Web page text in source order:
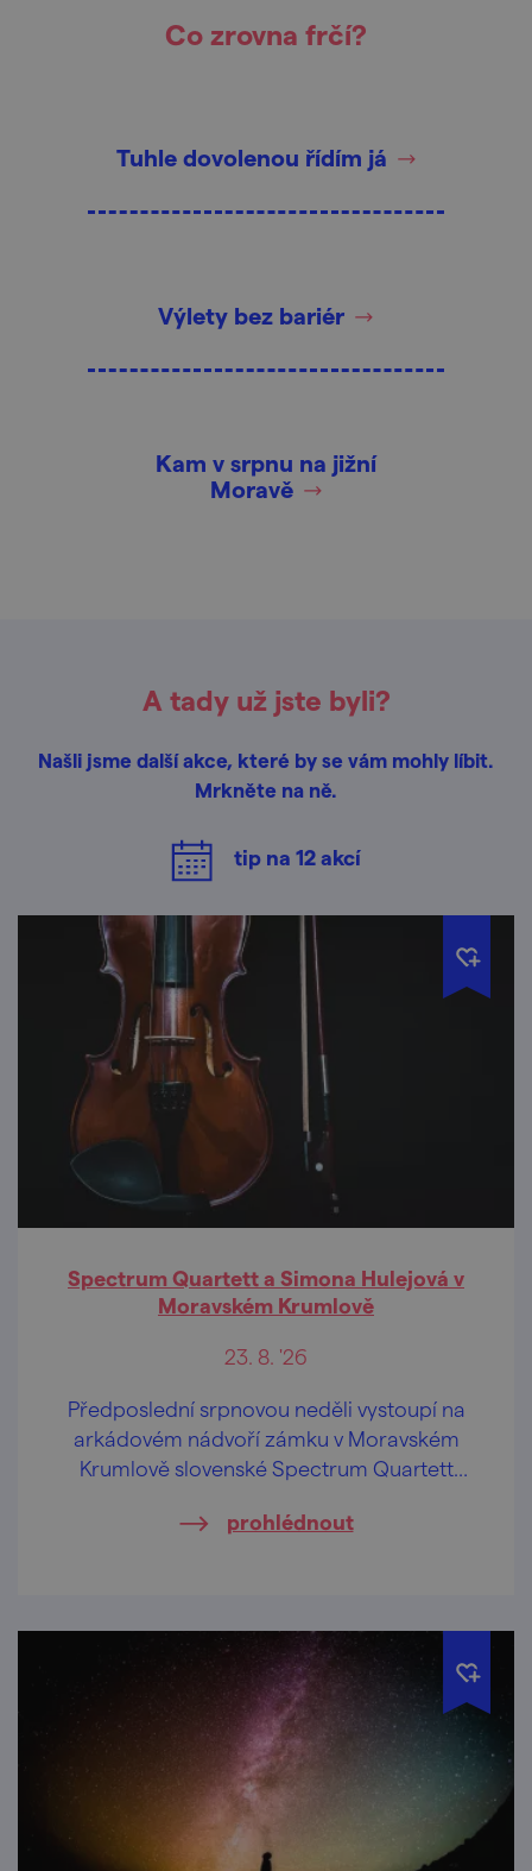
Co zrovna frčí?
Tuhle dovolenou řídím já
Výlety bez bariér
Kam v srpnu na jižní
Moravě
A tady už jste byli?
Našli jsme další akce, které by se vám mohly líbit.
Mrkněte na ně.
tip na 12akcí
Spectrum Quartett a Simona Hulejová v
Moravském Krumlově
23. 8. '26
Předposlední srpnovou neděli vystoupí na
arkádovém nádvoří zámku v Moravském
Krumlově slovenské Spectrum Quartett
prohlédnout